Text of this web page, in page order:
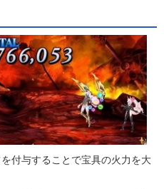
付与することで宝具の火力を大